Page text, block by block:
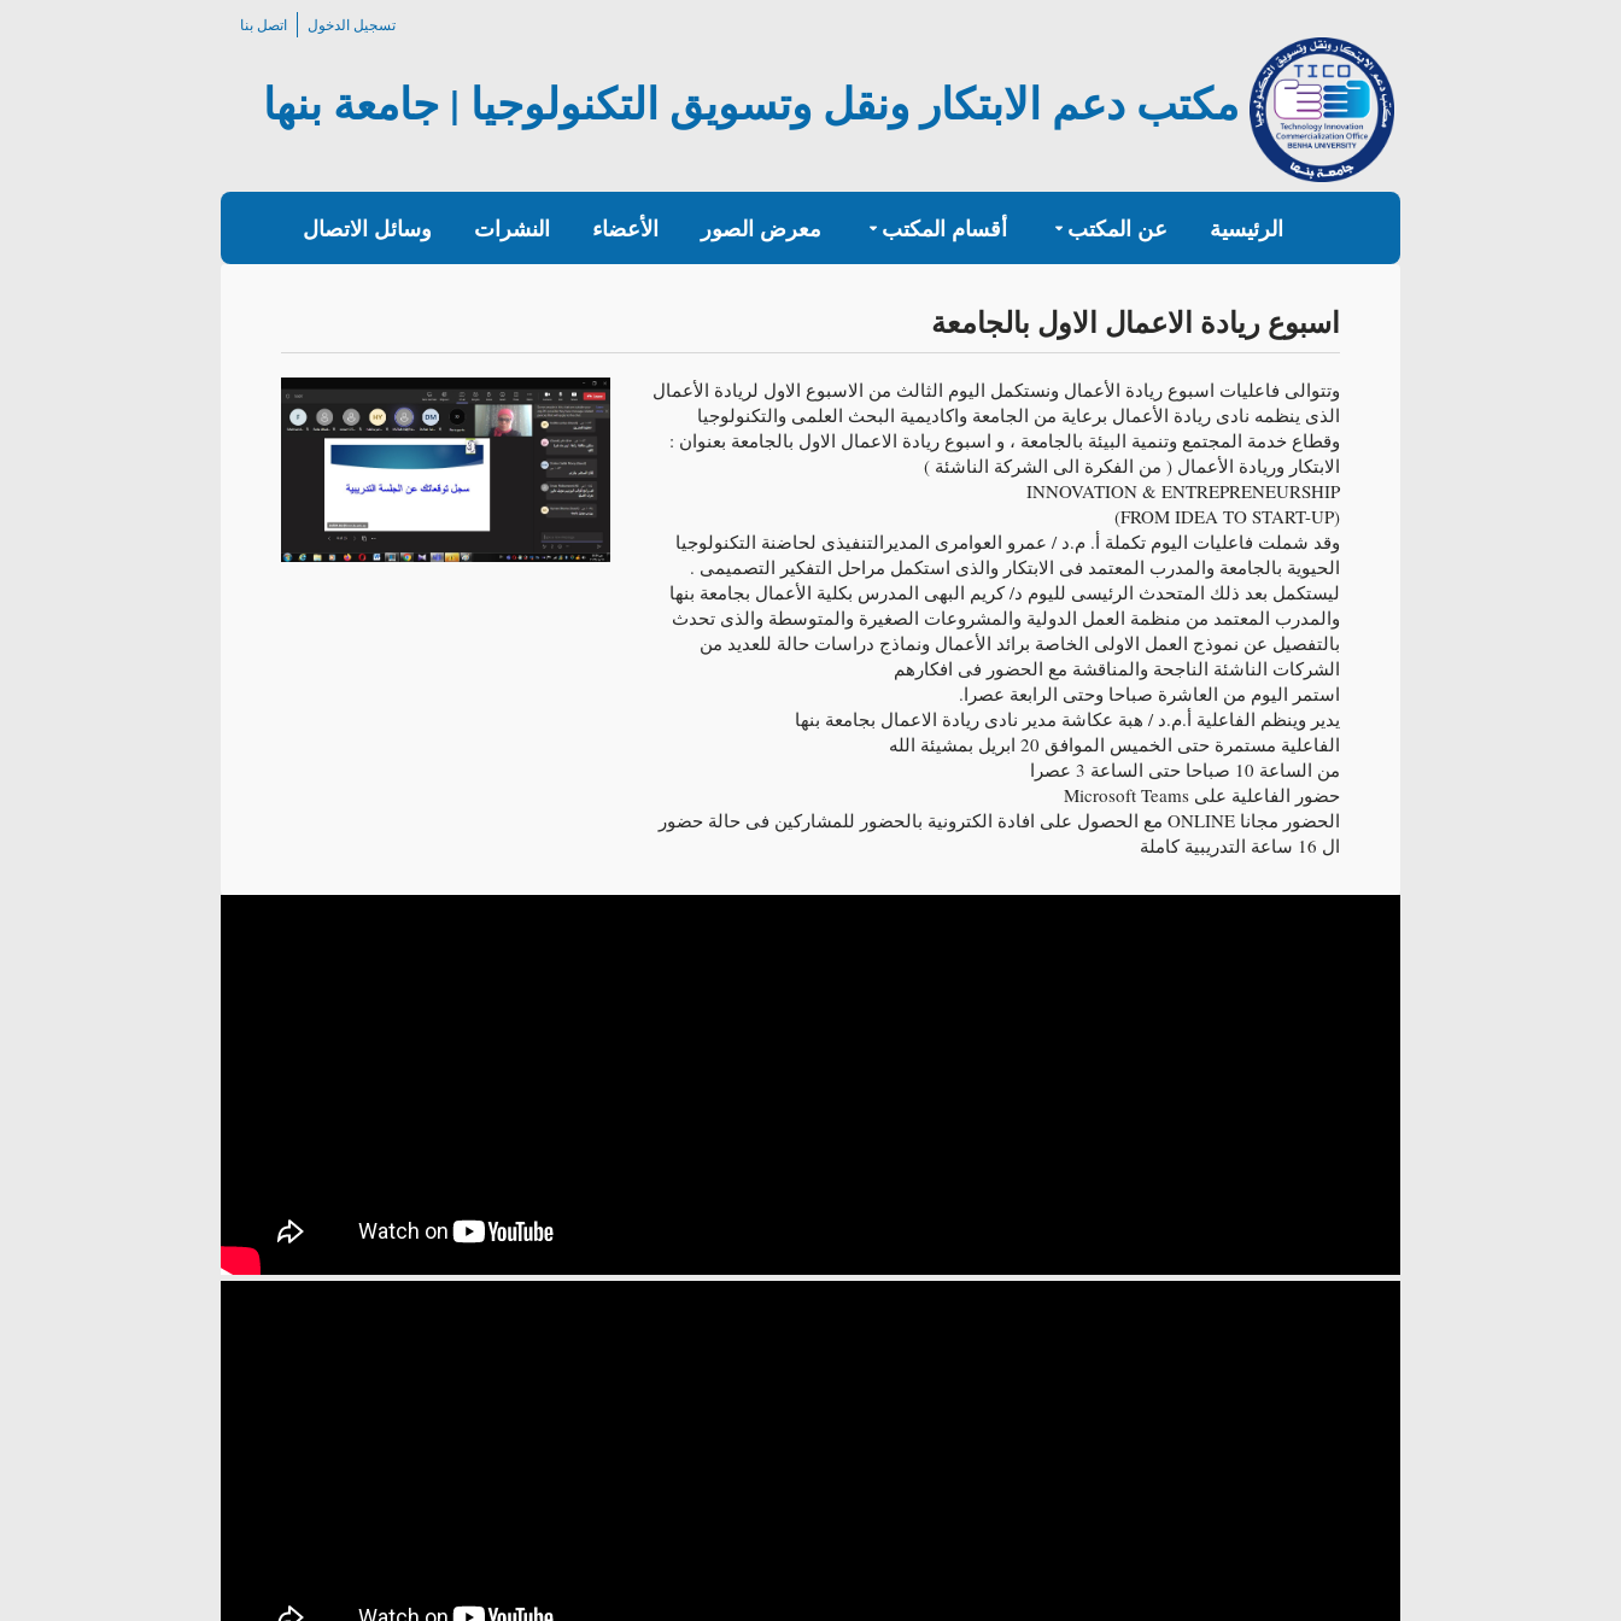
تسجيل الدخول اتصل بنا
مكتب دعم الابتكار ونقل وتسويق التكنولوجيا | جامعة بنها
الرئيسية عن المكتب أقسام المكتب معرض الصور الأعضاء النشرات وسائل الاتصال
اسبوع ريادة الاعمال الاول بالجامعة
وتتوالى فاعليات اسبوع ريادة الأعمال ونستكمل اليوم الثالث من الاسبوع الاول لريادة الأعمال
الذى ينظمه نادى ريادة الأعمال برعاية من الجامعة واكاديمية البحث العلمى والتكنولوجيا
وقطاع خدمة المجتمع وتنمية البيئة بالجامعة ، و اسبوع ريادة الاعمال الاول بالجامعة بعنوان :
الابتكار وريادة الأعمال ( من الفكرة الى الشركة الناشئة )
INNOVATION & ENTREPRENEURSHIP
(FROM IDEA TO START-UP)
وقد شملت فاعليات اليوم تكملة أ. م.د / عمرو العوامرى المديرالتنفيذى لحاضنة التكنولوجيا
الحيوية بالجامعة والمدرب المعتمد فى الابتكار والذى استكمل مراحل التفكير التصميمى .
ليستكمل بعد ذلك المتحدث الرئيسى لليوم د/ كريم البهى المدرس بكلية الأعمال بجامعة بنها
والمدرب المعتمد من منظمة العمل الدولية والمشروعات الصغيرة والمتوسطة والذى تحدث
بالتفصيل عن نموذج العمل الاولى الخاصة برائد الأعمال ونماذج دراسات حالة للعديد من
الشركات الناشئة الناجحة والمناقشة مع الحضور فى افكارهم
استمر اليوم من العاشرة صباحا وحتى الرابعة عصرا.
يدير وينظم الفاعلية أ.م.د / هبة عكاشة مدير نادى ريادة الاعمال بجامعة بنها
الفاعلية مستمرة حتى الخميس الموافق 20 ابريل بمشيئة الله
من الساعة 10 صباحا حتى الساعة 3 عصرا
حضور الفاعلية على Microsoft Teams
الحضور مجانا ONLINE مع الحصول على افادة الكترونية بالحضور للمشاركين فى حالة حضور
ال 16 ساعة التدريبية كاملة